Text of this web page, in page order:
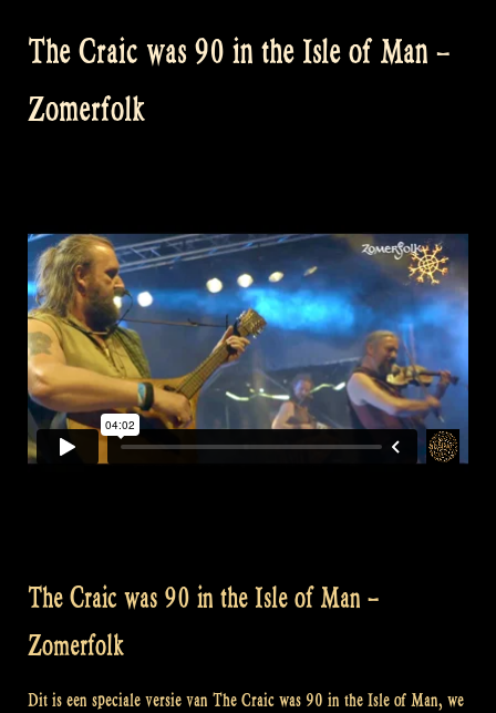
The Craic was 90 in the Isle of Man –
Zomerfolk
The Craic was 90 in the Isle of Man –
Zomerfolk
Dit is een speciale versie van The Craic was 90 in the Isle of Man, we